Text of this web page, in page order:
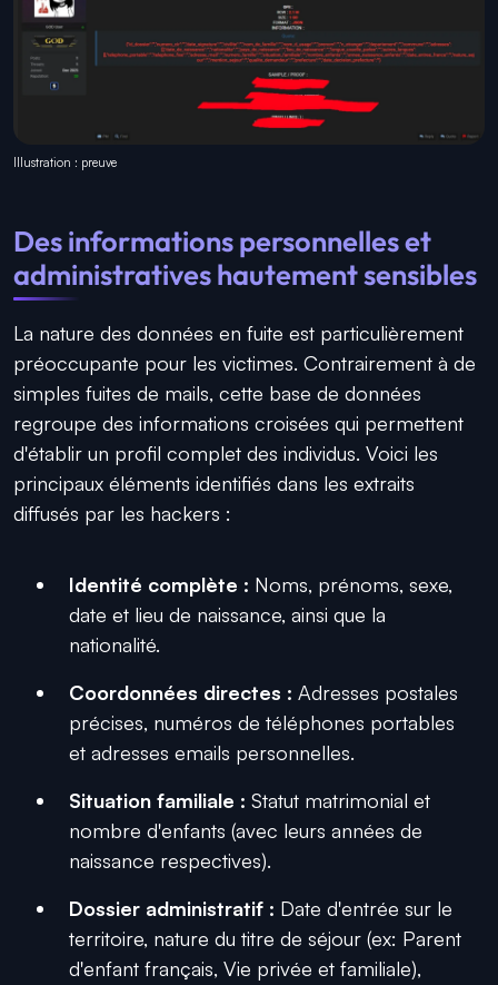
Illustration : preuve
Des informations personnelles et
administratives hautement sensibles
La nature des données en fuite est particulièrement
préoccupante pour les victimes. Contrairement à de
simples fuites de mails, cette base de données
regroupe des informations croisées qui permettent
d'établir un profil complet des individus. Voici les
principaux éléments identifiés dans les extraits
diffusés par les hackers :
Identité complète : Noms, prénoms, sexe,
date et lieu de naissance, ainsi que la
nationalité.
Coordonnées directes : Adresses postales
précises, numéros de téléphones portables
et adresses emails personnelles.
Situation familiale : Statut matrimonial et
nombre d'enfants (avec leurs années de
naissance respectives).
Dossier administratif : Date d'entrée sur le
territoire, nature du titre de séjour (ex: Parent
d'enfant français, Vie privée et familiale),